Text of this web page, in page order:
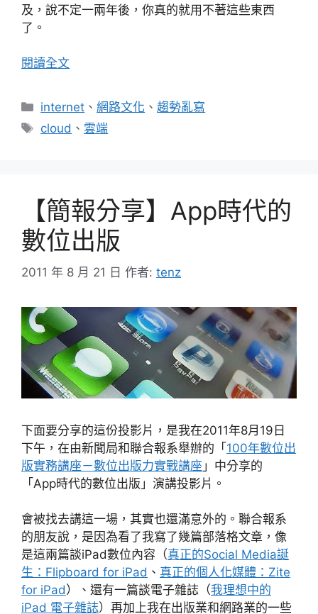
及，說不定一兩年後，你真的就用不著這些東西
了。
閱讀全文
分
類
internet 、網路文化 、趨勢亂寫
標
cloud 、雲端
【簡報分享】App時代的
數位出版
2011 年 8 月 21 日 作者: tenz
下面要分享的這份投影片，是我在2011年8月19日
下午，在由新聞局和聯合報系舉辦的「100年數位出
版實務講座－數位出版力實戰講座 」中分享的
「App時代的數位出版」演講投影片。
會被找去講這一場，其實也還滿意外的。聯合報系
的朋友說，是因為看了我寫了幾篇部落格文章，像
是這兩篇談iPad數位內容（真正的Social Media誕
生：Flipboard for iPad 、 真正的個人化媒體：Zite
for iPad）、還有一篇談電子雜誌（我理想中的
iPad 電子雜誌）再加上我在出版業和網路業的一些